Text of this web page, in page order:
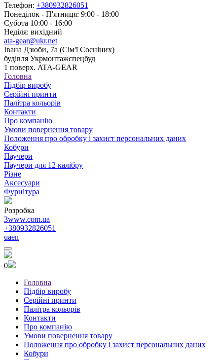
Телефон: +380932826051
Понеділок - П'ятниця: 9:00 - 18:00
Субота 10:00 - 16:00
Неділя: вихідний
ata-gear@ukr.net
Івана Дзюби, 7а (Сім'ї Сосніних)
будівля Укрмонтажспецбуд
1 поверх. ATA-GEAR
Головна
Підбір виробу
Серійні принти
Палітра кольорів
Контакти
Про компанію
Умови повернення товару
Положення про обробку і захист персональних даних
Кобури
Паучери
Паучери для 12 калібру
Різне
Аксесуари
Фурнітура
Розробка
3www.com.ua
+380932826051
uaen
0
Головна
Підбір виробу
Серійні принти
Палітра кольорів
Контакти
Про компанію
Умови повернення товару
Положення про обробку і захист персональних даних
Кобури